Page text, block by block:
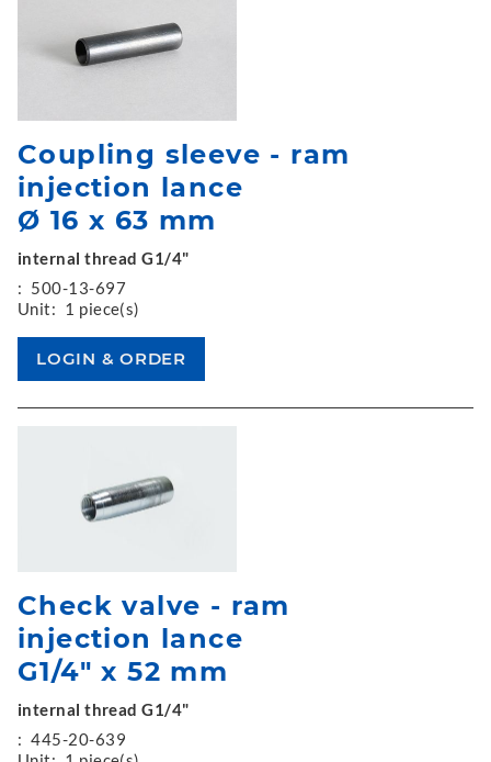
Coupling sleeve - ram
injection lance
Ø 16 x 63 mm
internal thread G1/4"
: 500-13-697
Unit: 1 piece(s)
Check valve - ram
injection lance
G1/4" x 52 mm
internal thread G1/4"
: 445-20-639